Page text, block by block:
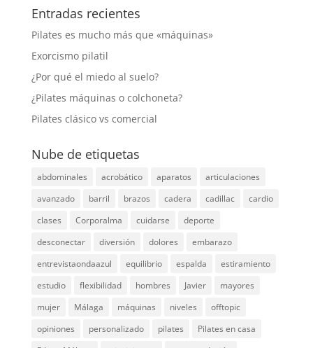
Entradas recientes
Pilates es mucho más que «máquinas»
Exorcismo pilatil
¿Por qué el miedo al suelo?
¿Pilates máquinas o colchoneta?
Pilates clásico vs comercial
Nube de etiquetas
abdominales acrobático aparatos
articulaciones
avanzado
barril brazos cadera cadillac
cardio
clases
Corporalma cuidarse
deporte
desconectar
diversión dolores
embarazo
entrevistaondaazul
equilibrio espalda
estiramiento
estudio
flexibilidad hombres Javier
mayores
mujer
Málaga máquinas niveles
offtopic
opiniones
personalizado pilates
Pilates en casa